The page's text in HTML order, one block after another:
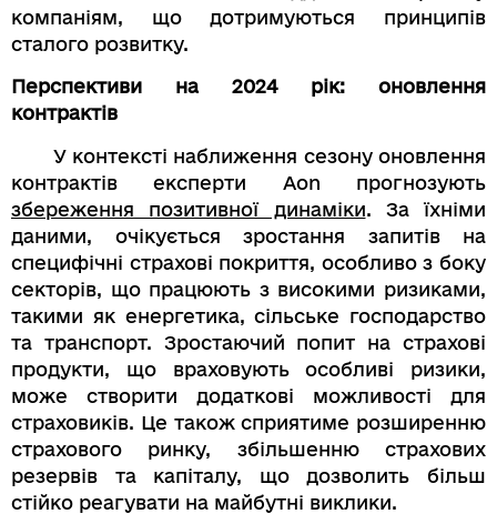
компаніям, що дотримуються принципів
сталого розвитку.
Перспективи на 2024 рік: оновлення
контрактів
У контексті наближення сезону оновлення
контрактів експерти Aon прогнозують
збереження позитивної динаміки. За їхніми
даними, очікується зростання запитів на
специфічні страхові покриття, особливо з боку
секторів, що працюють з високими ризиками,
такими як енергетика, сільське господарство
та транспорт. Зростаючий попит на страхові
продукти, що враховують особливі ризики,
може створити додаткові можливості для
страховиків. Це також сприятиме розширенню
страхового ринку, збільшенню страхових
резервів та капіталу, що дозволить більш
стійко реагувати на майбутні виклики.